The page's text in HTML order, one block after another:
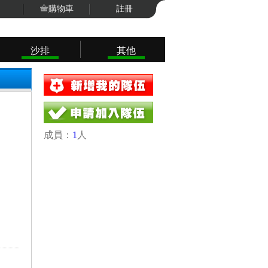
購物車 註冊
沙排 其他
成員： 1 人